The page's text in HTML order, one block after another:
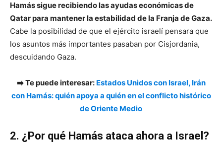
Hamás sigue recibiendo las ayudas económicas de
Qatar para mantener la estabilidad de la Franja de Gaza.
Cabe la posibilidad de que el ejército israelí pensara que
los asuntos más importantes pasaban por Cisjordania,
descuidando Gaza.
➡️ Te puede interesar: Estados Unidos con Israel, Irán
con Hamás: quién apoya a quién en el conflicto histórico
de Oriente Medio
2. ¿Por qué Hamás ataca ahora a Israel?